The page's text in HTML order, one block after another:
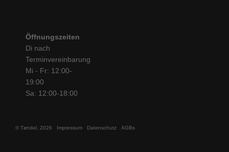
Öffnungszeiten
Di nach
Terminvereinbarung
Mi - Fr: 12:00-
19:00
Sa: 12:00-18:00
© Tøndel, 2026 Impressum Datenschutz AGBs